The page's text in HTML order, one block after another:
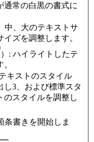
通常の白黒の書式に
中、大のテキストサ
ズを調整します。
）: ハイライトしたテ
キストのスタイル
し3、および標準スタ
のスタイルを調整し
条書きを開始しま